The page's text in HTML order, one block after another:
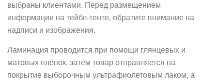
выбраны клиентами. Перед размещением
информации на тейбл-тенте, обратите внимание на
надписи и изображения.
Ламинация проводится при помощи глянцевых и
матовых плёнок, затем товар отправляется на
покрытие выборочным ультрафиолетовым лаком, а